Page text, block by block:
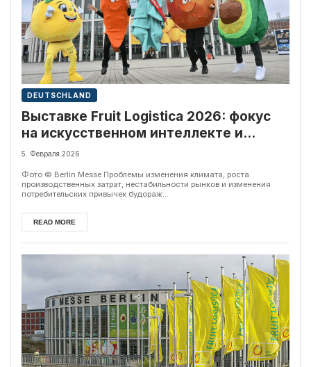
DEUTSCHLAND
Выставке Fruit Logistica 2026: фокус
на искусственном интеллекте и
свежести
5. Февраля 2026
Фото © Berlin Messe Проблемы изменения климата, роста
производственных затрат, нестабильности рынков и изменения
потребительских привычек будораж...
READ MORE